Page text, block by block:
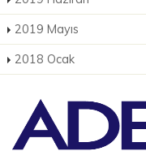
2019 Mayıs
2018 Ocak